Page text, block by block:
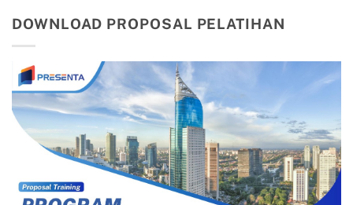
DOWNLOAD PROPOSAL PELATIHAN